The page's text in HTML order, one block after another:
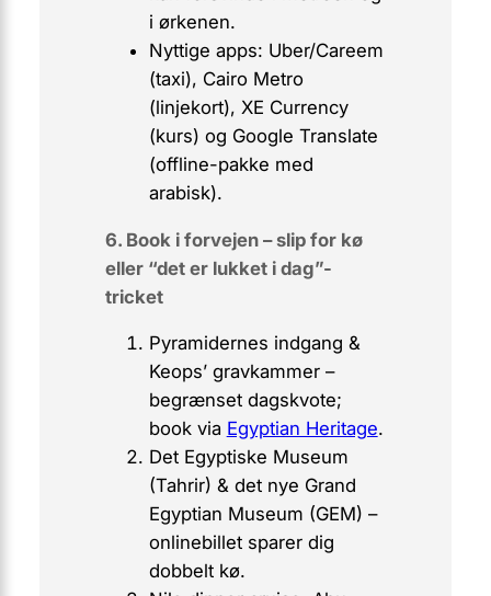
i ørkenen.
Nyttige apps: Uber/Careem
(taxi), Cairo Metro
(linjekort), XE Currency
(kurs) og Google Translate
(offline-pakke med
arabisk).
6. Book i forvejen – slip for kø
eller “det er lukket i dag”-
tricket
Pyramidernes indgang &
Keops’ gravkammer –
begrænset dagskvote;
book via Egyptian Heritage.
Det Egyptiske Museum
(Tahrir) & det nye Grand
Egyptian Museum (GEM) –
onlinebillet sparer dig
dobbelt kø.